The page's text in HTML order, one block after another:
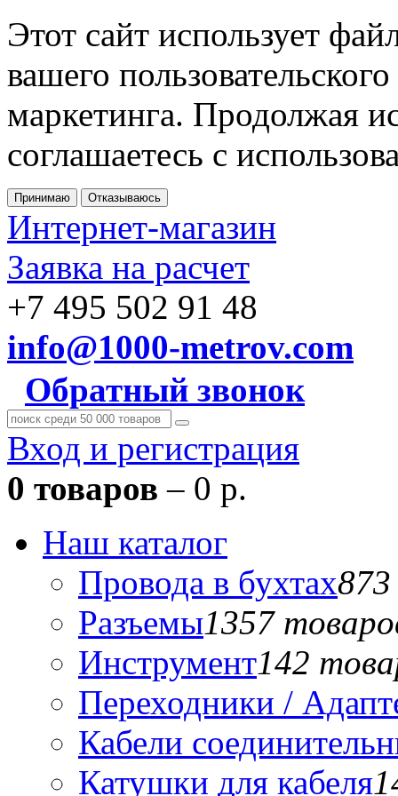
Этот сайт использует
вашего
маркетинга. Продолжая
соглашаетесь с
Принимаю Отказываюсь
Интернет-магазин
Заявка на расчет
+7 495 502 91 48
info@1000-metrov.com
Обратный звонок
Вход и регистрация
0 товаров – 0 р.
Наш каталог
Провода в бухтах
Разъемы1357
Инструмент142
Переходники /
Кабели
Катушки для кабеля